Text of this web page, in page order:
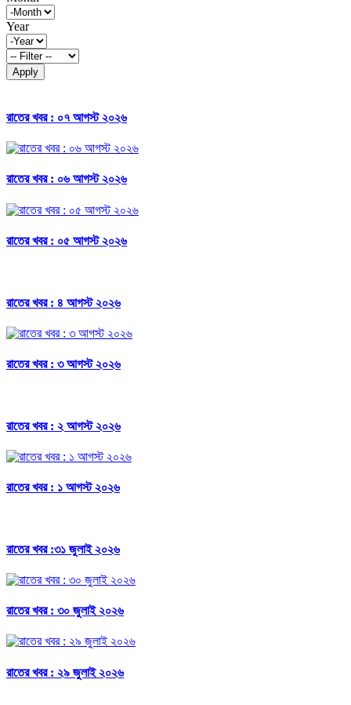
Year
Apply
রাতের খবর : ০৭ আগস্ট ২০২৬
রাতের খবর : ০৬ আগস্ট ২০২৬
রাতের খবর : ০৫ আগস্ট ২০২৬
রাতের খবর : ৪ আগস্ট ২০২৬
রাতের খবর : ৩ আগস্ট ২০২৬
রাতের খবর : ২ আগস্ট ২০২৬
রাতের খবর : ১ আগস্ট ২০২৬
রাতের খবর :৩১ জুলাই ২০২৬
রাতের খবর : ৩০ জুলাই ২০২৬
রাতের খবর : ২৯ জুলাই ২০২৬